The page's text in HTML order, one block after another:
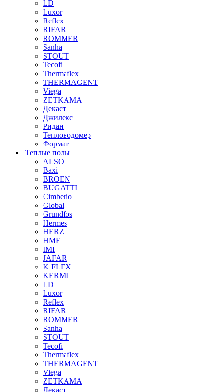
LD
Luxor
Reflex
RIFAR
ROMMER
Sanha
STOUT
Tecofi
Thermaflex
THERMAGENT
Viega
ZETKAMA
Декаст
Джилекс
Ридан
Тепловодомер
Формат
Теплые полы
ALSO
Baxi
BROEN
BUGATTI
Cimberio
Global
Grundfos
Hermes
HERZ
HME
IMI
JAFAR
K-FLEX
KERMI
LD
Luxor
Reflex
RIFAR
ROMMER
Sanha
STOUT
Tecofi
Thermaflex
THERMAGENT
Viega
ZETKAMA
Декаст